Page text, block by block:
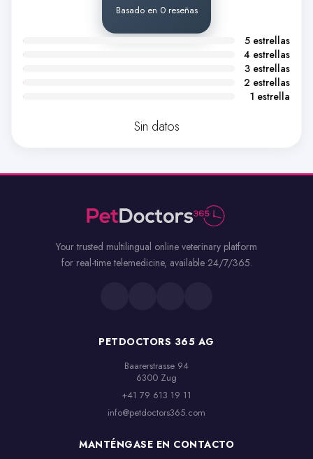
Basado en 0 reseñas
5 estrellas
4 estrellas
3 estrellas
2 estrellas
1 estrella
Sin datos
Your trusted multilingual online veterinary platform
for real-time telemedicine, available 24/7/365.
PETDOCTORS 365 AG
Baarerstrasse 94
6300 Zug
+41 79 613 19 11
info@petdoctors365.com
MANTÉNGASE EN CONTACTO